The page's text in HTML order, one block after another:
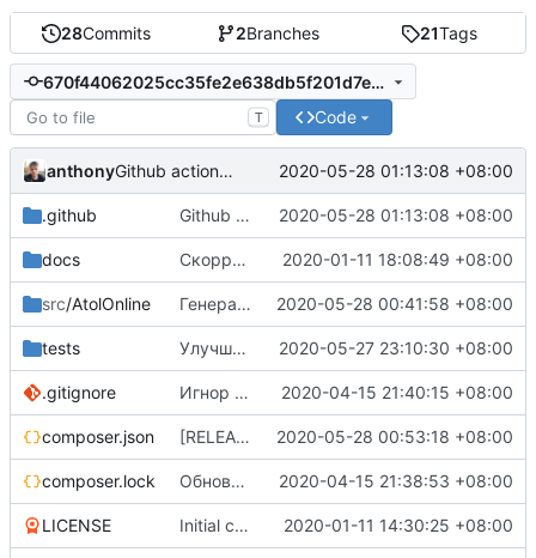
28Commits 2Branches 21Tags
670f44062025cc35fe2e638db5f201d7ee5af0d7
T Code
anthony Github actions только на мастере 2020-05-28 01:13:08 +08:00
.github Github actions только на мастере 2020-05-28 01:13:08 +08:00
docs Скорректированы ссылки в документации 2020-01-11 18:08:49 +08:00
src/AtolOnline Генерация объекта документа по сырой json-строке 2020-05-28 00:41:58 +08:00
tests Улучшены исключения 2020-05-27 23:10:30 +08:00
.gitignore Игнор файла-песочницы 2020-04-15 21:40:15 +08:00
composer.json [RELEASE] v0.2.1-b 2020-05-28 00:53:18 +08:00
composer.lock Обновление зависимостей 2020-04-15 21:38:53 +08:00
LICENSE Initial commit, v0.1.0-b 2020-01-11 14:30:25 +08:00